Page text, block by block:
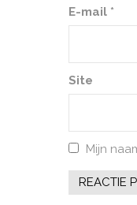
E-mail *
Site
Mijn